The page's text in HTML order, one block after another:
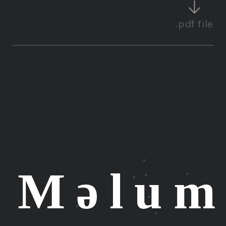
.pdf file